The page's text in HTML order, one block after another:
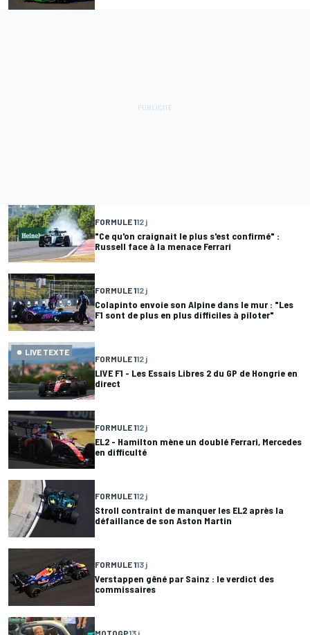
FORMULE 112 j
"Ce qu'on craignait le plus s'est confirmé" :
Russell face à la menace Ferrari
FORMULE 112 j
Colapinto envoie son Alpine dans le mur : "Les
F1 sont de plus en plus difficiles à piloter"
LIVE TEXTE
FORMULE 112 j
LIVE F1 - Les Essais Libres 2 du GP de Hongrie en
direct
FORMULE 112 j
EL2 - Hamilton mène un doublé Ferrari, Mercedes
en difficulté
FORMULE 112 j
Stroll contraint de manquer les EL2 après la
défaillance de son Aston Martin
FORMULE 113 j
Verstappen gêné par Sainz : le verdict des
commissaires